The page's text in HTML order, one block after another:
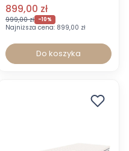
899,00 zł
999,00 zł -10%
Najniższa cena: 899,00 zł
Do koszyka